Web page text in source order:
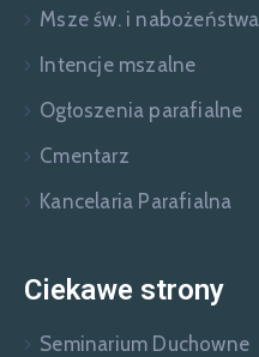
Msze św. i nabożeństwa
Intencje mszalne
Ogłoszenia parafialne
Cmentarz
Kancelaria Parafialna
Ciekawe strony
Seminarium Duchowne